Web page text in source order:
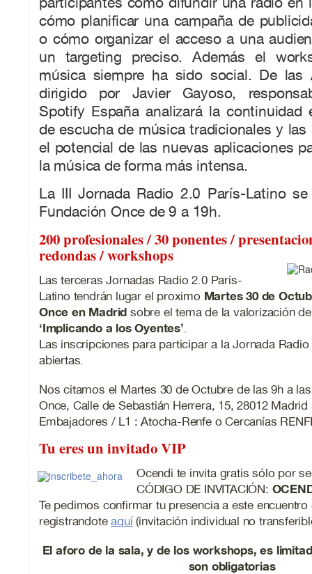
cómo planificar una campaña de
o cómo organizar el acceso a una
un targeting preciso. Además el
música siempre ha sido social. De las
dirigido por Javier Gayoso,
Spotify España analizará la continuidad
de escucha de música tradicionales y
el potencial de las nuevas aplicaciones
la música de forma más intensa.
La III Jornada Radio 2.0 París-Latino
Fundación Once de 9 a 19h.
200 profesionales / 30 ponentes /
redondas / workshops
Las terceras Jornadas Radio 2.0 Paris-
Latino tendrán lugar el proximo Martes 30 de
Once en Madrid sobre el tema de la valorización
‘Implicando a los Oyentes’.
Las inscripciones para participar a la Jornada Radio
abiertas.
Nos citamos el Martes 30 de Octubre de las 9h a
Once, Calle de Sebastián Herrera, 15, 28012 Madrid
Embajadores / L1 : Atocha-Renfe o Cercanías
Tu eres un invitado VIP
Ocendi te invita gratis sólo por
CÓDIGO DE INVITACIÓN:
Te pedimos confirmar tu presencia a este
registrandoteaquí(invitación individual no
El aforo de la sala, y de los workshops, es
son obligatorias